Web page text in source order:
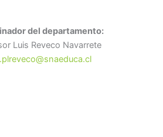
del departamento:
Luis Reveco Navarrete